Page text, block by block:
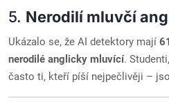
5. Nerodilí mluvčí
Ukázalo se, že AI detektory mají
nerodilé anglicky mluvící.
často ti, kteří píší nejpečlivěji –